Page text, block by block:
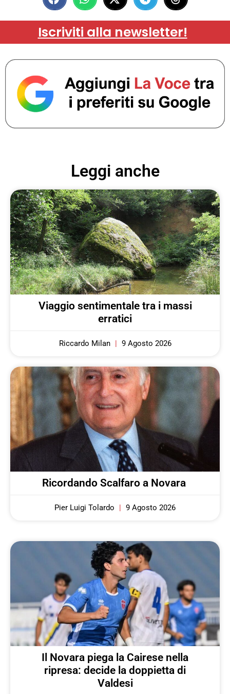
Iscriviti alla newsletter!
Leggi anche
Viaggio sentimentale tra i massi
erratici
Riccardo Milan 9 Agosto 2026
Ricordando Scalfaro a Novara
Pier Luigi Tolardo 9 Agosto 2026
Il Novara piega la Cairese nella
ripresa: decide la doppietta di
Valdesi